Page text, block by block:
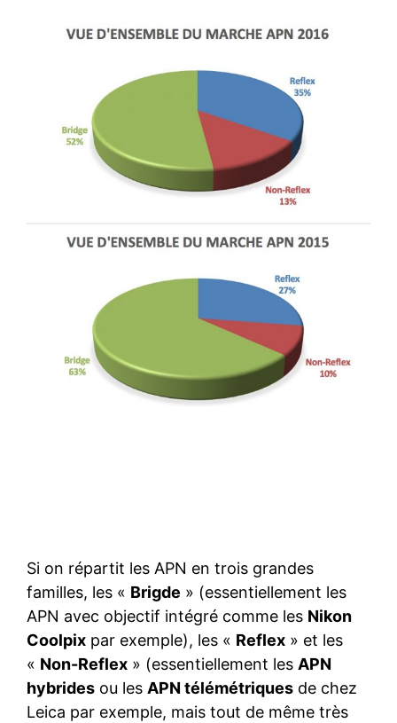
Si on répartit les APN en trois grandes
familles, les « Brigde » (essentiellement les
APN avec objectif intégré comme les Nikon
Coolpix par exemple), les « Reflex » et les
« Non-Reflex » (essentiellement les APN
hybrides ou les APN télémétriques de chez
Leica par exemple, mais tout de même très